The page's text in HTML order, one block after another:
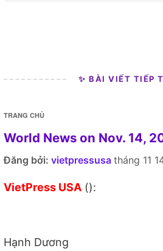
✨ BÀI VIẾT TIẾP
TRANG CHỦ
World News on Nov. 14,
Đăng bởi: vietpressusa tháng 11
VietPress USA ():
Hạnh Dương